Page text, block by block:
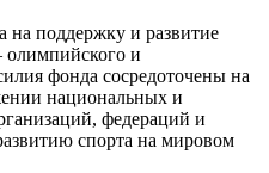
на поддержку и развитие
и
фонда сосредоточены на
национальных и
федераций и
спорта на мировом